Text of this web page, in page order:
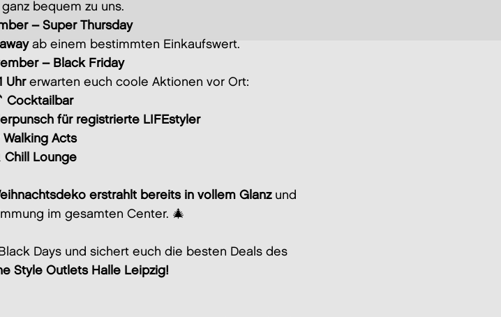
bequem zu uns.
– Super Thursday
ab einem bestimmten Einkaufswert.
– Black Friday
Uhrerwarten euch coole Aktionen vor Ort:
Cocktailbar
für registrierte LIFEstyler
Walking Acts
Chill Lounge
erstrahlt bereits in vollem Glanzund
im gesamten Center. 🎄
Days und sichert euch die besten Deals des
Style Outlets Halle Leipzig!